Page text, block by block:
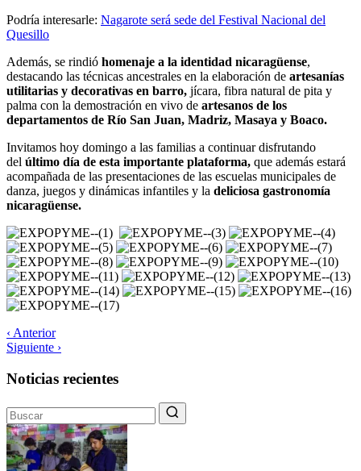
Podría interesarle: Nagarote será sede del Festival Nacional del
Quesillo
Además, se rindió homenaje a la identidad nicaragüense,
destacando las técnicas ancestrales en la elaboración de artesanías
utilitarias y decorativas en barro, jícara, fibra natural de pita y
palma con la demostración en vivo de artesanos de los
departamentos de Río San Juan, Madriz, Masaya y Boaco.
Invitamos hoy domingo a las familias a continuar disfrutando
del último día de esta importante plataforma, que además estará
acompañada de las presentaciones de las escuelas municipales de
danza, juegos y dinámicas infantiles y la deliciosa gastronomía
nicaragüense.
‹ Anterior
Siguiente ›
Noticias recientes